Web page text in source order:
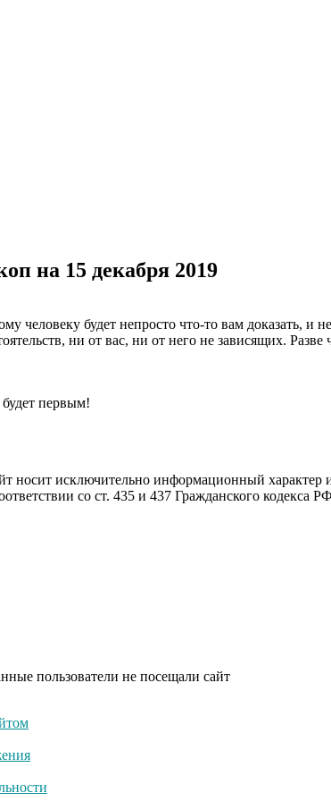
на 15 декабря 2019
человеку будет непросто что-то вам доказать, и
ни от вас, ни от него не зависящих.
первым!
носит исключительно информационный
со ст. 435 и 437 Гражданского кодекса
пользователи не посещали сайт